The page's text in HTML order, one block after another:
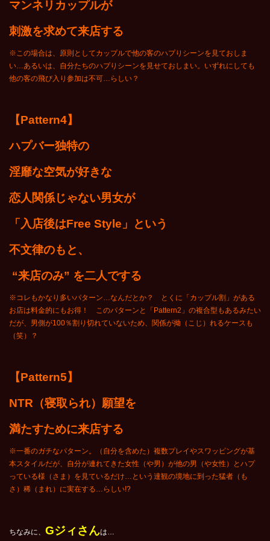
マンネリカップルが
刺激を求めて来店する
※この場合は、原則としてカップルで他の客のハプりシーンを見ておしま
い…あるいは、自分たちのハプりシーンを見せておしまい。いずれにしても
他の客の飛び入り参加は不可…らしい？
【Pattern4】
ハプバー独特の
淫靡な空気が好きな
恋人関係じゃない男女が
「入店後はFree Style 」という
不文律のもと、
“来店のみ” を二人でする
※コレもかなり多いパターン…なんだとか？ とくに「カップル割」がある
お店は料金的にもお得！ このパターンと「Pattern2」の複合型もあるみたい
だが、男側が100％割り切れていないため、関係が拗（こじ）れるケースも
（笑）？
【Pattern5】
NTR （寝取られ）願望を
満たすために来店する
※一番のガチなパターン。（自分を含めた）複数プレイやスワッピングが基
本スタイルだが、自分が連れてきた女性（や男）が他の男（や女性）とハプ
っている様（さま）を見ているだけ…という達観の境地に到った猛者（も
さ）稀（まれ）に実在する…らしい!?
ちなみに、 Gジィさんは…